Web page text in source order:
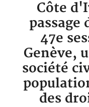
Côte
passage
47e
Genève,
société
des